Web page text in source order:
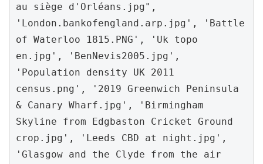
au siège d'Orléans.jpg",
'London.bankofengland.arp.jpg', 'Battle
of Waterloo 1815.PNG', 'Uk topo
en.jpg', 'BenNevis2005.jpg',
'Population density UK 2011
census.png', '2019 Greenwich Peninsula
& Canary Wharf.jpg', 'Birmingham
Skyline from Edgbaston Cricket Ground
crop.jpg', 'Leeds CBD at night.jpg',
'Glasgow and the Clyde from the air